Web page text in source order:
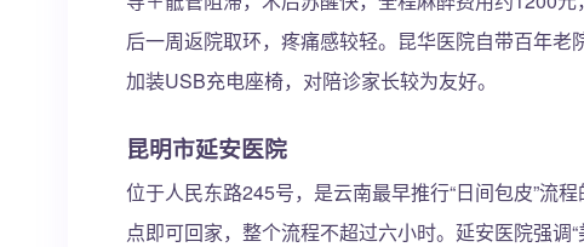
后一周返院取环，疼痛感较轻。昆华医院自带百年老
加装USB充电座椅，对陪诊家长较为友好。
昆明市延安医院
位于人民东路245号，是云南最早推行“日间包皮”流
点即可回家，整个流程不超过六小时。延安医院强调